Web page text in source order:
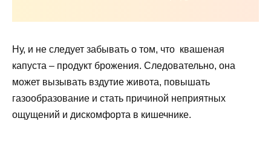
Ну, и не следует забывать о том, что квашеная
капуста – продукт брожения. Следовательно, она
может вызывать вздутие живота, повышать
газообразование и стать причиной неприятных
ощущений и дискомфорта в кишечнике.